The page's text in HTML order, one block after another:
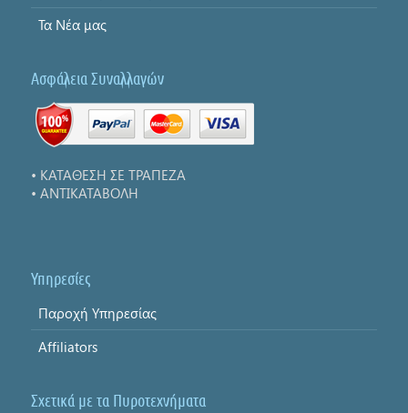
Τα Νέα μας
Ασφάλεια Συναλλαγών
• ΚΑΤΑΘΕΣΗ ΣΕ ΤΡΑΠΕΖΑ
• ΑΝΤΙΚΑΤΑΒΟΛΗ
Υπηρεσίες
Παροχή Υπηρεσίας
Affiliators
Σχετικά με τα Πυροτεχνήματα